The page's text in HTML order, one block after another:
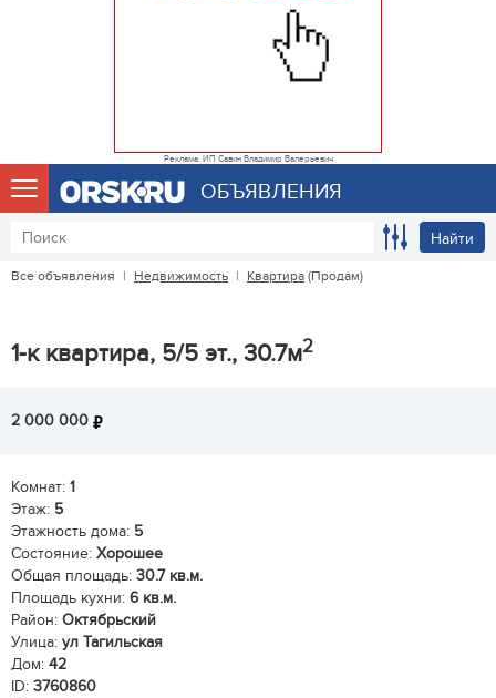
Реклама. ИП Савин Владимир Валерьевич
ОБЪЯВЛЕНИЯ
Найти
Все объявления | Недвижимость | Квартира (Продам)
1-к квартира, 5/5 эт., 30.7м2
2 000 000
Комнат: 1
Этаж: 5
Этажность дома: 5
Состояние: Хорошее
Общая площадь: 30.7 кв.м.
Площадь кухни: 6 кв.м.
Район: Октябрьский
Улица: ул Тагильская
Дом: 42
ID: 3760860